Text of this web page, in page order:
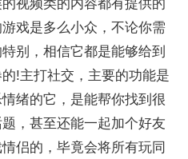
视频类的内容都有提供的
戏是多么小众，不论你需
别，相信它都是能够给到
!主打社交，主要的功能是
绪的它，是能帮你找到很
，甚至还能一起加个好友
侣的，毕竟会将所有玩同